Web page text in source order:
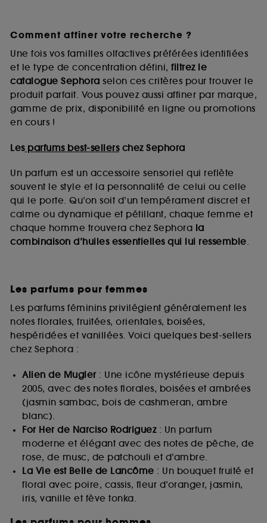
Comment affiner votre recherche ?
Une fois vos familles olfactives préférées identifiées
et le type de concentration défini, filtrez le
catalogue Sephora selon ces critères pour trouver le
produit parfait. Vous pouvez aussi affiner par marque,
gamme de prix, disponibilité en ligne ou promotions
en cours !
Lesparfums best-sellerschez Sephora
Un parfum est un accessoire sensoriel qui reflète
souvent le style et la personnalité de celui ou celle
qui le porte. Qu’on soit d’un tempérament discret et
calme ou dynamique et pétillant, chaque femme et
chaque homme trouvera chez Sephora la
combinaison d’huiles essentielles qui lui ressemble.
Les parfums pour femmes
Les parfums féminins privilégient généralement les
notes florales, fruitées, orientales, boisées,
hespéridées et vanillées. Voici quelques best-sellers
chez Sephora :
Alien de Mugler: Une icône mystérieuse depuis
2005, avec des notes florales, boisées et ambrées
(jasmin sambac, bois de cashmeran, ambre
blanc).
For Her de Narciso Rodriguez: Un parfum
moderne et élégant avec des notes de pêche, de
rose, de musc, de patchouli et d’ambre.
La Vie est Belle de Lancôme : Un bouquet fruité et
floral avec poire, cassis, fleur d’oranger, jasmin,
iris, vanille et fève tonka.